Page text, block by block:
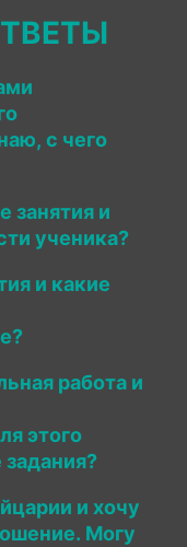
с чего
занятия и
ученика?
и какие
работа и
этого
и хочу
Могу